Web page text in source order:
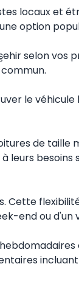
locaux et
option
selon
le
de taille
leurs
Cette
end ou d'un